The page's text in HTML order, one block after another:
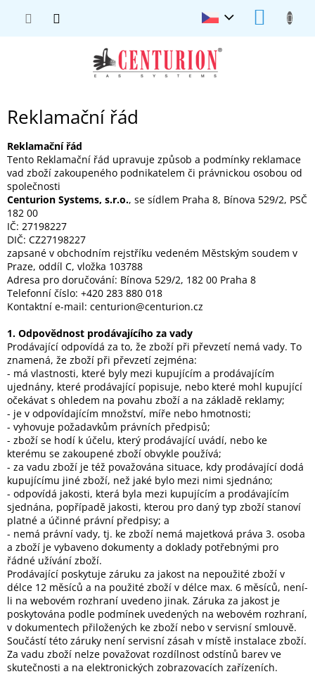
Reklamační řád
Reklamační řád
Tento Reklamační řád upravuje způsob a podmínky reklamace
vad zboží zakoupeného podnikatelem či právnickou osobou od
společnosti
Centurion Systems, s.r.o., se sídlem Praha 8, Bínova 529/2, PSČ
182 00
IČ: 27198227
DIČ: CZ27198227
zapsané v obchodním rejstříku vedeném Městským soudem v
Praze, oddíl C, vložka 103788
Adresa pro doručování: Bínova 529/2, 182 00 Praha 8
Telefonní číslo: +420 283 880 018
Kontaktní e-mail: centurion@centurion.cz
1. Odpovědnost prodávajícího za vady
Prodávající odpovídá za to, že zboží při převzetí nemá vady. To
znamená, že zboží při převzetí zejména:
- má vlastnosti, které byly mezi kupujícím a prodávajícím
ujednány, které prodávající popisuje, nebo které mohl kupující
očekávat s ohledem na povahu zboží a na základě reklamy;
- je v odpovídajícím množství, míře nebo hmotnosti;
- vyhovuje požadavkům právních předpisů;
- zboží se hodí k účelu, který prodávající uvádí, nebo ke
kterému se zakoupené zboží obvykle používá;
- za vadu zboží je též považována situace, kdy prodávající dodá
kupujícímu jiné zboží, než jaké bylo mezi nimi sjednáno;
- odpovídá jakosti, která byla mezi kupujícím a prodávajícím
sjednána, popřípadě jakosti, kterou pro daný typ zboží stanoví
platné a účinné právní předpisy; a
- nemá právní vady, tj. ke zboží nemá majetková práva 3. osoba
a zboží je vybaveno dokumenty a doklady potřebnými pro
řádné užívání zboží.
Prodávající poskytuje záruku za jakost na nepoužité zboží v
délce 12 měsíců a na použité zboží v délce max. 6 měsíců, není-
li na webovém rozhraní uvedeno jinak. Záruka za jakost je
poskytována podle podmínek uvedených na webovém rozhraní,
v dokumentech přiložených ke zboží nebo v servisní smlouvě.
Součástí této záruky není servisní zásah v místě instalace zboží.
Za vadu zboží nelze považovat rozdílnost odstínů barev ve
skutečnosti a na elektronických zobrazovacích zařízeních.